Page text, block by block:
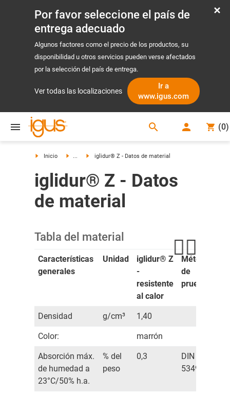
Por favor seleccione el país de
entrega adecuado
Algunos factores como el precio de los productos, su
disponibilidad u otros servicios pueden verse afectados
por la selección del país de entrega.
Ver todas las localizaciones
Ir a
www.igus.com
search (0)
Inicio ... iglidur® Z - Datos de material
iglidur® Z - Datos
de material
Tabla del material
Características
generales
Unidad
iglidur® Z
-
resistente
al calor
Método
de
prueba
Densidad g/cm³ 1,40
Color: marrón
Absorción máx.
de humedad a
23°C/50% h.a.
% del
peso
0,3
DIN
53495